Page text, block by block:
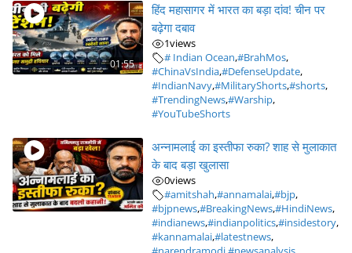
01:55
हिंद महासागर में भारत का बड़ा दांव! चीन पर
बढ़ेगा दबाव
1views
# Indian Ocean,#BrahMos,
#ChinaVsIndia,#DefenseUpdate,
#IndianNavy,#MilitaryShorts,#shorts,
#TrendingNews,#Warship,
#YouTubeShorts
अन्नामलाई का इस्तीफा रुका? शाह से मुलाकात
के बाद बड़ा खुलासा
0views
#amitshah,#annamalai,#bjp,
#bjpnews,#BreakingNews,#HindiNews,
#indianews,#indianpolitics,#insidestory,
#kannamalai,#latestnews,